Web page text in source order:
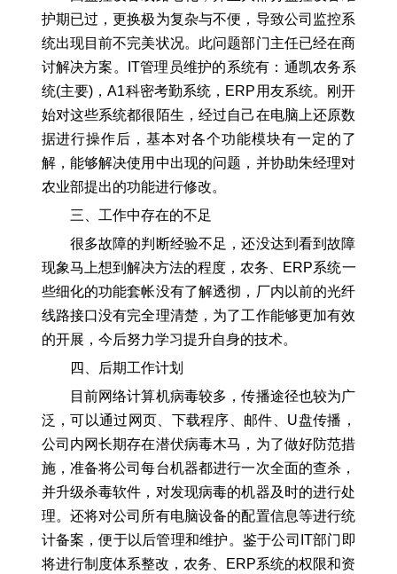
护期已过，更换极为复杂与不便，导致公司监控系
统出现目前不完美状况。此问题部门主任已经在商
讨解决方案。IT管理员维护的系统有：通凯农务系
统(主要)，A1科密考勤系统，ERP用友系统。刚开
始对这些系统都很陌生，经过自己在电脑上还原数
据进行操作后，基本对各个功能模块有一定的了
解，能够解决使用中出现的问题，并协助朱经理对
农业部提出的功能进行修改。
三、工作中存在的不足
很多故障的判断经验不足，还没达到看到故障
现象马上想到解决方法的程度，农务、ERP系统一
些细化的功能套帐没有了解透彻，厂内以前的光纤
线路接口没有完全理清楚，为了工作能够更加有效
的开展，今后努力学习提升自身的技术。
四、后期工作计划
目前网络计算机病毒较多，传播途径也较为广
泛，可以通过网页、下载程序、邮件、U盘传播，
公司内网长期存在潜伏病毒木马，为了做好防范措
施，准备将公司每台机器都进行一次全面的查杀，
并升级杀毒软件，对发现病毒的机器及时的进行处
理。还将对公司所有电脑设备的配置信息等进行统
计备案，便于以后管理和维护。鉴于公司IT部门即
将进行制度体系整改，农务、ERP系统的权限和资